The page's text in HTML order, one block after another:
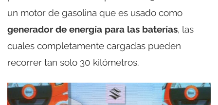
un motor de gasolina que es usado como
generador de energía para las baterías, las
cuales completamente cargadas pueden
recorrer tan solo 30 kilómetros.